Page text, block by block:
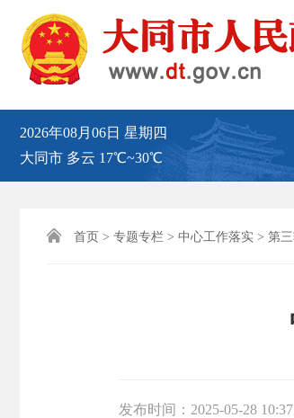
2026年08月06日 星期四
大同市 多云 17℃~30℃
 首页 > 专题专栏 > 中心工作落实 > 第
发布时间： 2025-05-28 10:37